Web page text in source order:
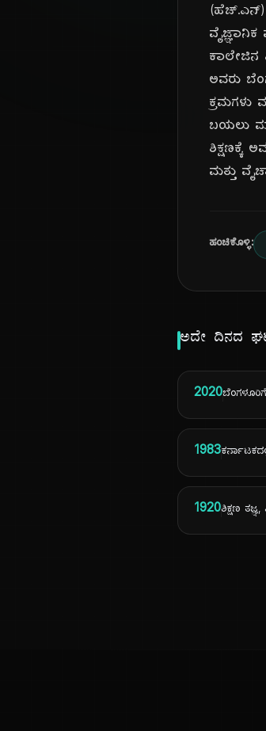
(ಹೆಚ್.ಎನ್)
ಕಾಲೇಜಿನ
ಅವರು
ಕ್ರಮಗಳು
ಬಯಲು
ಶಿಕ್ಷಣಕ್ಕೆ
ಮತ್ತು
ಹಂಚಿಕೊಳ್ಳಿ:
ಅದೇ ದಿನದ
2020
1983
1920ಶಿಕ್ಷಣ